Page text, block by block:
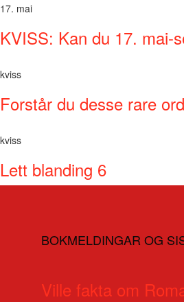
17. mai
KVISS: Kan du 17. mai-
kviss
Forstår du desse rare
kviss
Lett blanding 6
BOKMELDINGAR OG
Ville fakta om